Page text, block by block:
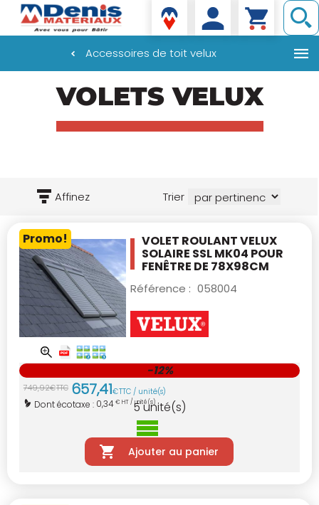
Denis matériaux
Accessoires de toit velux
VOLETS VELUX
Affinez Trier
Promo! VOLET ROULANT VELUX
SOLAIRE SSL MK04 POUR
FENÊTRE DE 78X98CM
Référence : 058004
749,92€TTC 657,41€TTC / unité(s)
Dont écotaxe : 0,34€ HT / unité(s)
-12%
5unité(s)
Ajouter au panier